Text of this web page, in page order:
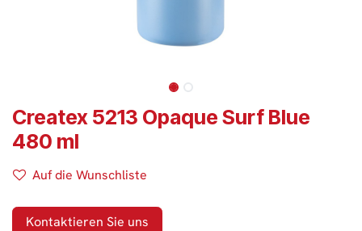
Createx 5213 Opaque Surf Blue
480 ml
Auf die Wunschliste
Kontaktieren Sie uns